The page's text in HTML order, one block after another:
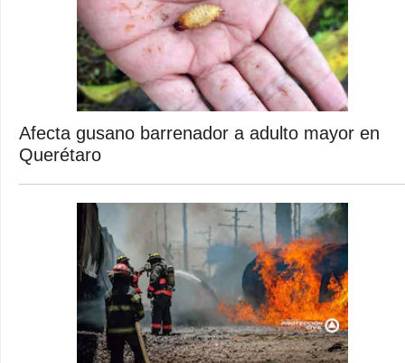
Afecta gusano barrenador a adulto mayor en
Querétaro